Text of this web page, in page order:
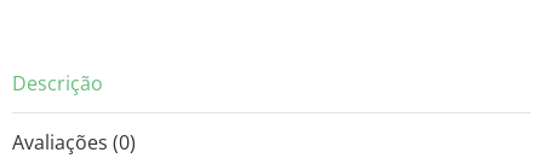
Descrição
Avaliações (0)